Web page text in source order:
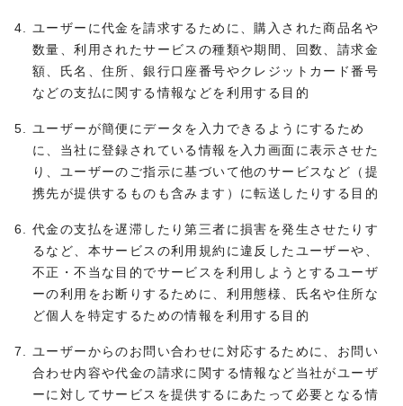
ユーザーに代金を請求するために、購入された商品名や
数量、利用されたサービスの種類や期間、回数、請求金
額、氏名、住所、銀行口座番号やクレジットカード番号
などの支払に関する情報などを利用する目的
ユーザーが簡便にデータを入力できるようにするため
に、当社に登録されている情報を入力画面に表示させた
り、ユーザーのご指示に基づいて他のサービスなど（提
携先が提供するものも含みます）に転送したりする目的
代金の支払を遅滞したり第三者に損害を発生させたりす
るなど、本サービスの利用規約に違反したユーザーや、
不正・不当な目的でサービスを利用しようとするユーザ
ーの利用をお断りするために、利用態様、氏名や住所な
ど個人を特定するための情報を利用する目的
ユーザーからのお問い合わせに対応するために、お問い
合わせ内容や代金の請求に関する情報など当社がユーザ
ーに対してサービスを提供するにあたって必要となる情